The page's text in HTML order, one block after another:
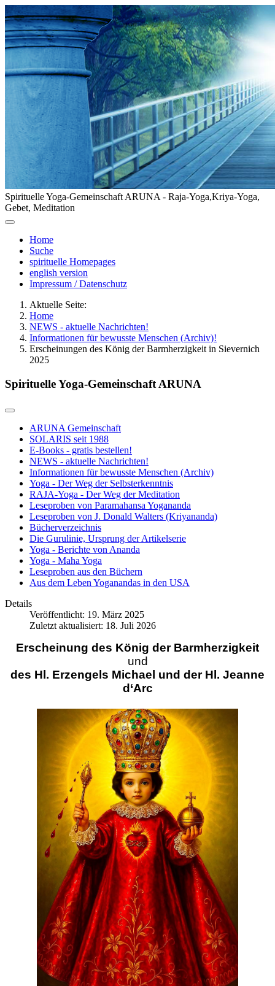
Spirituelle Yoga-Gemeinschaft ARUNA - Raja-Yoga,Kriya-Yoga,
Gebet, Meditation
Home
Suche
spirituelle Homepages
english version
Impressum / Datenschutz
Aktuelle Seite:
Home
NEWS - aktuelle Nachrichten!
Informationen für bewusste Menschen (Archiv)!
Erscheinungen des König der Barmherzigkeit in Sievernich
2025
Spirituelle Yoga-Gemeinschaft ARUNA
ARUNA Gemeinschaft
SOLARIS seit 1988
E-Books - gratis bestellen!
NEWS - aktuelle Nachrichten!
Informationen für bewusste Menschen (Archiv)
Yoga - Der Weg der Selbsterkenntnis
RAJA-Yoga - Der Weg der Meditation
Leseproben von Paramahansa Yogananda
Leseproben von J. Donald Walters (Kriyananda)
Bücherverzeichnis
Die Gurulinie, Ursprung der Artikelserie
Yoga - Berichte von Ananda
Yoga - Maha Yoga
Leseproben aus den Büchern
Aus dem Leben Yoganandas in den USA
Details
Veröffentlicht: 19. März 2025
Zuletzt aktualisiert: 18. Juli 2026
Erscheinung des König der Barmherzigkeit
und
des Hl. Erzengels Michael und der Hl. Jeanne
d‘Arc